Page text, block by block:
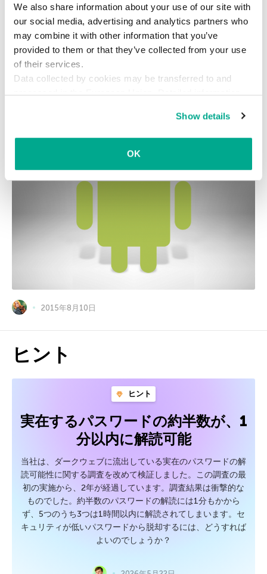
We also share information about your use of our site with
our social media, advertising and analytics partners who
may combine it with other information that you’ve
provided to them or that they’ve collected from your use
of their services.
Data collected by cookies may be transferred to and
processed in the European Union. Detailed information
Show details
OK
Androidデバイスがハッキング被害
に
Androidに深刻な脆弱性が見つかりました。Androidデバイスの
ず、Android史上最悪の欠陥と言われています。
2015年8月10日
ヒント
ヒント
実在するパスワードの約半数が、1
分以内に解読可能
当社は、ダークウェブに流出している実在のパスワードの解
読可能性に関する調査を改めて検証しました。この調査の最
初の実施から、2年が経過しています。調査結果は衝撃的な
ものでした。約半数のパスワードの解読には1分もかから
ず、5つのうち3つは1時間以内に解読されてしまいます。セ
キュリティが低いパスワードから脱却するには、どうすれば
よいのでしょうか？